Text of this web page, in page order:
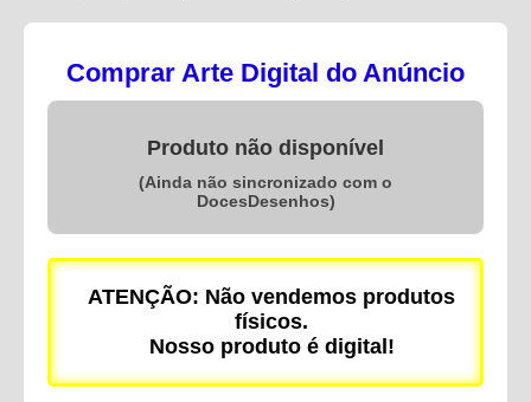
Comprar Arte Digital do Anúncio
Produto não disponível
(Ainda não sincronizado com o
DocesDesenhos)
ATENÇÃO: Não vendemos produtos
físicos.
Nosso produto é digital!